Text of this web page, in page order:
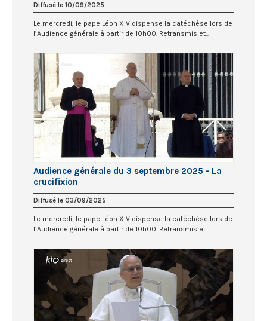
Diffusé le 10/09/2025
Le mercredi, le pape Léon XIV dispense la catéchèse lors de
l’Audience générale à partir de 10h00. Retransmis et...
Audience générale du 3 septembre 2025 - La
crucifixion
Diffusé le 03/09/2025
Le mercredi, le pape Léon XIV dispense la catéchèse lors de
l’Audience générale à partir de 10h00. Retransmis et...